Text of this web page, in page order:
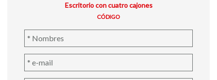
Escritorio con cuatro cajones
CÓDIGO